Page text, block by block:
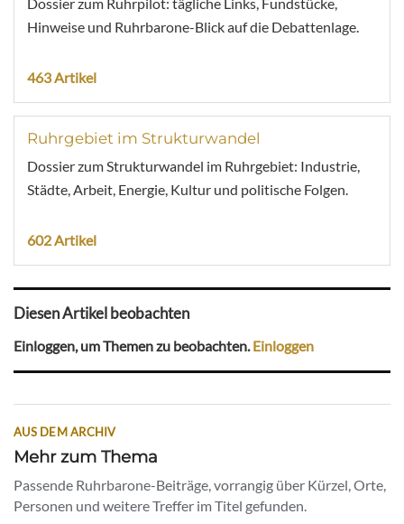
Hinweise und Ruhrbarone-Blick auf die Debattenlage.
463 Artikel
Ruhrgebiet im Strukturwandel
Dossier zum Strukturwandel im Ruhrgebiet: Industrie,
Städte, Arbeit, Energie, Kultur und politische Folgen.
602 Artikel
Diesen Artikel beobachten
Einloggen, um Themen zu beobachten.Einloggen
AUS DEM ARCHIV
Mehr zum Thema
Passende Ruhrbarone-Beiträge, vorrangig über Kürzel, Orte,
Personen und weitere Treffer im Titel gefunden.